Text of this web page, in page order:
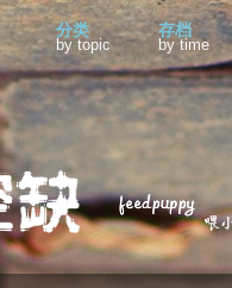
分类
by topic
存档
by time